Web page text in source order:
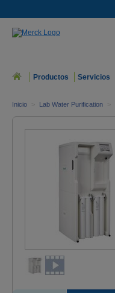
Productos Servicios
Inicio > Lab Water Purification >